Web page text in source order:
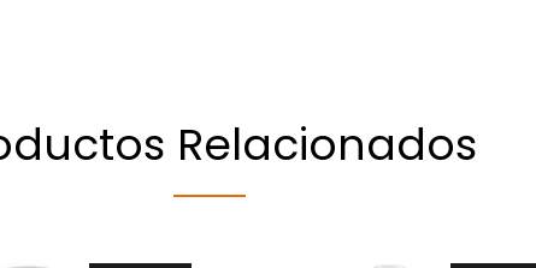
Relacionados